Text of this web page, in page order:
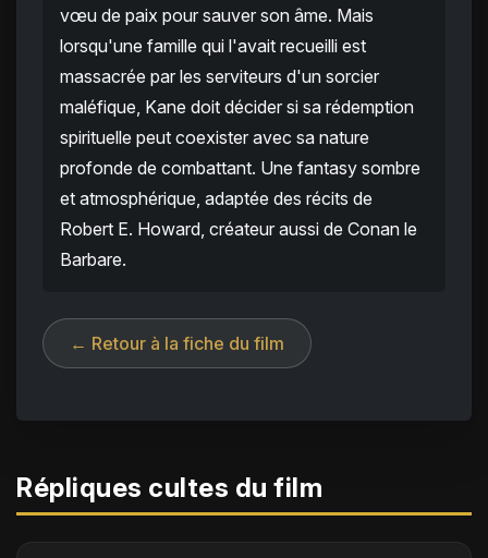
vœu de paix pour sauver son âme. Mais
lorsqu'une famille qui l'avait recueilli est
massacrée par les serviteurs d'un sorcier
maléfique, Kane doit décider si sa rédemption
spirituelle peut coexister avec sa nature
profonde de combattant. Une fantasy sombre
et atmosphérique, adaptée des récits de
Robert E. Howard, créateur aussi de Conan le
Barbare.
← Retour à la fiche du film
Répliques cultes du film